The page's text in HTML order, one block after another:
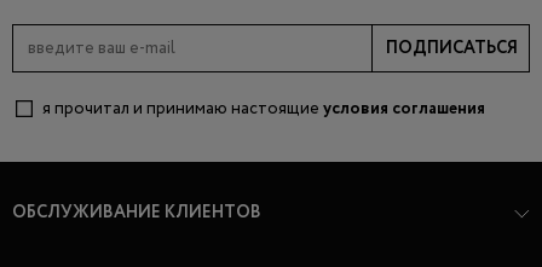
ПОДПИСАТЬСЯ
я прочитал и принимаю настоящие условия соглашения
ОБСЛУЖИВАНИЕ КЛИЕНТОВ